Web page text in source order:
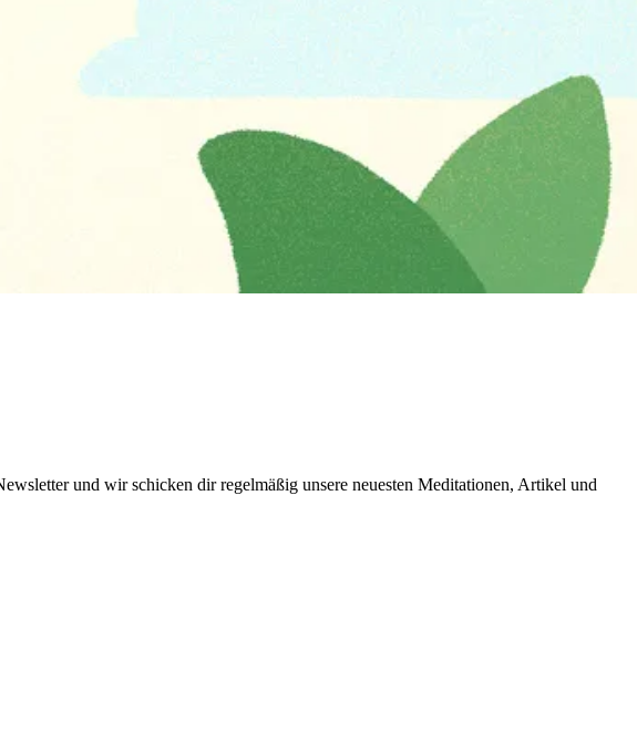
und wir schicken dir regelmäßig unsere neuesten Meditationen, Artikel und